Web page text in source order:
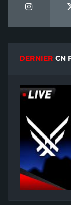
DERNIER CN